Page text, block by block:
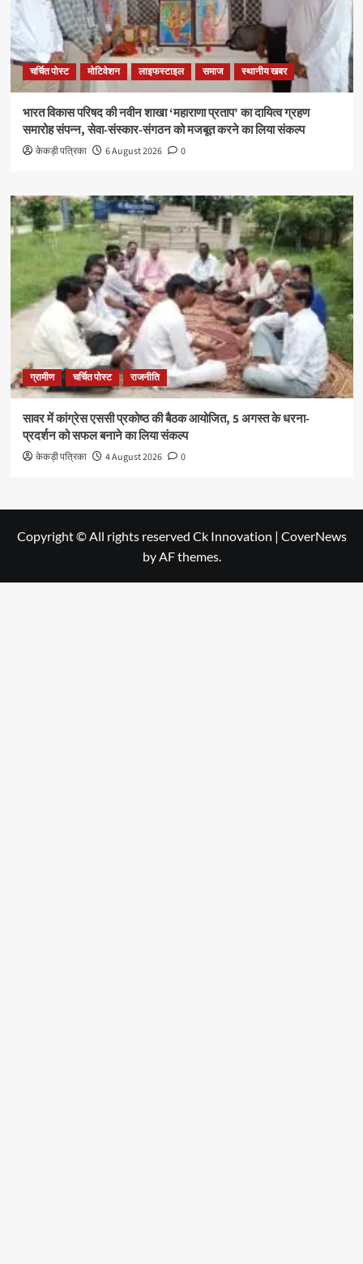
चर्चित पोस्ट मोटिवेशन लाइफस्टाइल समाज स्थानीय खबर
भारत विकास परिषद की नवीन शाखा ‘महाराणा प्रताप’ का दायित्व ग्रहण
समारोह संपन्न, सेवा-संस्कार-संगठन को मजबूत करने का लिया संकल्प
केकड़ी पत्रिका 6 August 2026 0
ग्रामीण चर्चित पोस्ट राजनीति
सावर में कांग्रेस एससी प्रकोष्ठ की बैठक आयोजित, 5 अगस्त के धरना-
प्रदर्शन को सफल बनाने का लिया संकल्प
केकड़ी पत्रिका 4 August 2026 0
Copyright © All rights reserved Ck Innovation | CoverNews
by AF themes.